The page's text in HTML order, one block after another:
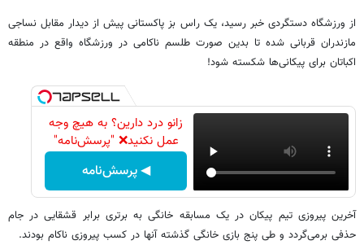
از ورزشگاه دستگردی خبر رسید، یک راس بز پاکستانی پیش از دیدار مقابل نساجی
مازندران قربانی شده تا بدین صورت طلسم ناکامی در ورزشگاه واقع در منطقه
اکباتان برای پیکانی‌ها شکسته شود!
زانو درد دارین؟ به هیچ وجه
عمل نکنید❌ "پرسش‌نامه"
◀ پرسش‌نامه
آخرین پیروزی تیم پیکان در یک مسابقه خانگی به برتری برابر قشقایی در جام
حذفی برمی‌گردد و طی پنج بازی خانگی گذشته آنها در کسب پیروزی ناکام بودند.